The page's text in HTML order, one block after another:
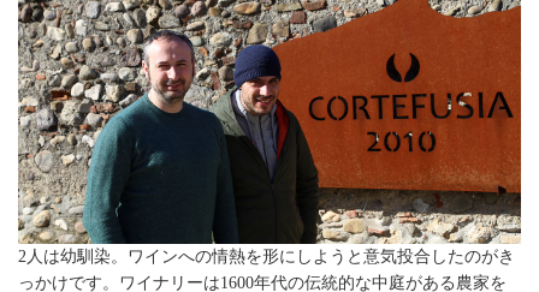
2人は幼馴染。ワインへの情熱を形にしようと意気投合したのがき
っかけです。ワイナリーは1600年代の伝統的な中庭がある農家を